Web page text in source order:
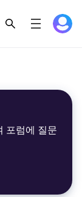
포럼에 질문